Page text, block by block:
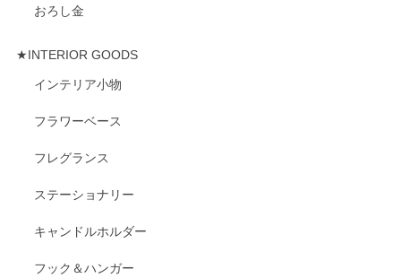
おろし金
★INTERIOR GOODS
インテリア小物
フラワーベース
フレグランス
ステーショナリー
キャンドルホルダー
フック＆ハンガー